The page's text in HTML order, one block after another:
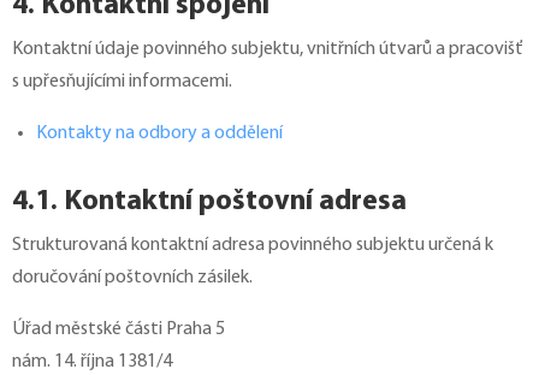
4. Kontaktní spojení
Kontaktní údaje povinného subjektu, vnitřních útvarů a pracovišť
s upřesňujícími informacemi.
Kontakty na odbory a oddělení
4.1. Kontaktní poštovní adresa
Strukturovaná kontaktní adresa povinného subjektu určená k
doručování poštovních zásilek.
Úřad městské části Praha 5
nám. 14. října 1381/4